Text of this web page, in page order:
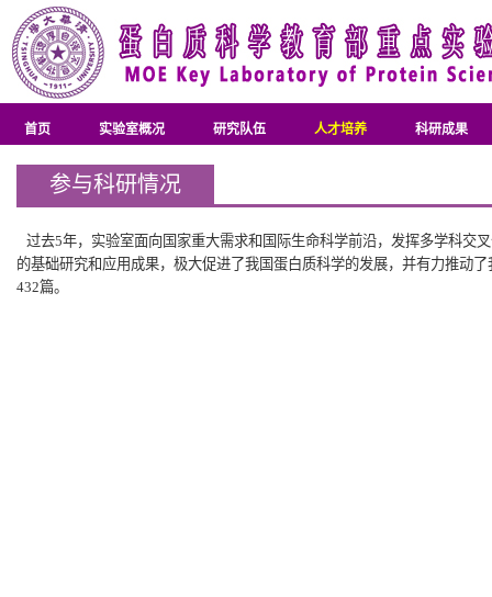
首页 实验室概况 研究队伍 人才培养 科研成果
参与科研情况
过去5年，实验室面向国家重大需求和国际生命科学前沿，发挥多学科交
的基础研究和应用成果，极大促进了我国蛋白质科学的发展，并有力推动
432篇。